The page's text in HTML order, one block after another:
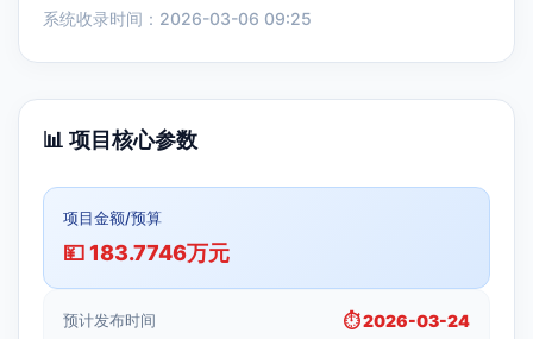
系统收录时间：2026-03-06 09:25
📊 项目核心参数
项目金额/预算
💴 183.7746万元
预计发布时间 ⏱️ 2026-03-24